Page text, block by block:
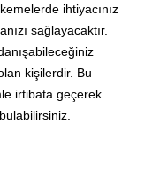
ihtiyacınız
sağlayacaktır.
kişilerdir. Bu
irtibata geçerek